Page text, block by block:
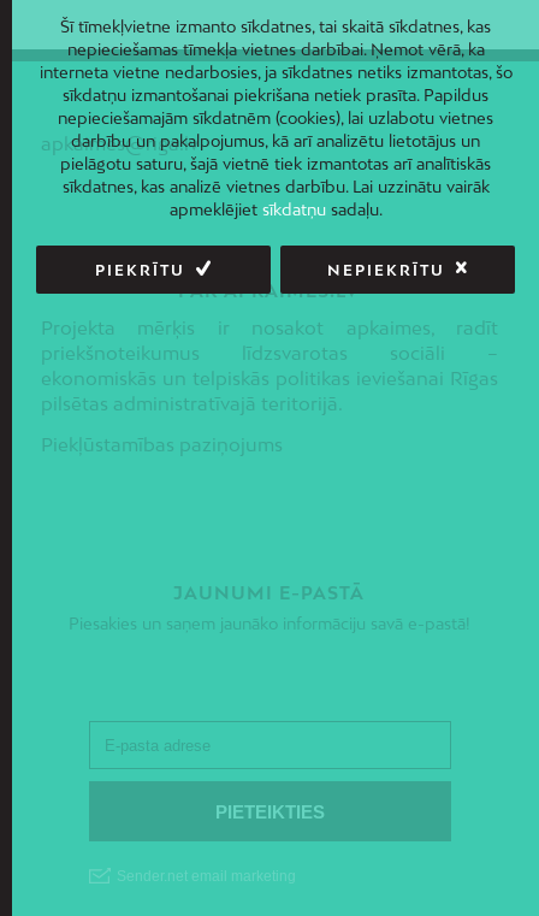
apkaimes@riga.lv
PAR APKAIMES.LV
Projekta mērķis ir nosakot apkaimes, radīt
priekšnoteikumus līdzsvarotas sociāli –
ekonomiskās un telpiskās politikas ieviešanai Rīgas
pilsētas administratīvajā teritorijā.
Piekļūstamības paziņojums
JAUNUMI E-PASTĀ
Piesakies un saņem jaunāko informāciju savā e-pastā!
Šī tīmekļvietne izmanto sīkdatnes, tai skaitā sīkdatnes, kas
nepieciešamas tīmekļa vietnes darbībai. Ņemot vērā, ka
interneta vietne nedarbosies, ja sīkdatnes netiks izmantotas, šo
sīkdatņu izmantošanai piekrišana netiek prasīta. Papildus
nepieciešamajām sīkdatnēm (cookies), lai uzlabotu vietnes
darbību un pakalpojumus, kā arī analizētu lietotājus un
pielāgotu saturu, šajā vietnē tiek izmantotas arī analītiskās
sīkdatnes, kas analizē vietnes darbību. Lai uzzinātu vairāk
apmeklējiet sīkdatņusadaļu.
PIEKRĪTU NEPIEKRĪTU